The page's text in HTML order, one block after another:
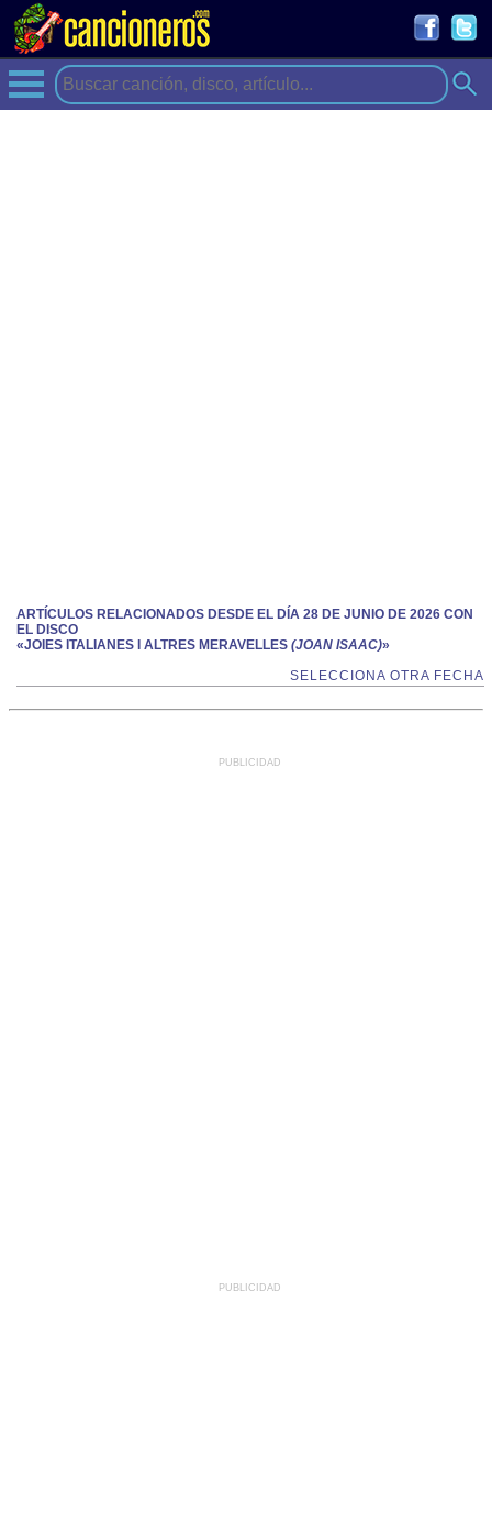
ARTÍCULOS RELACIONADOS DESDE EL DÍA 28 DE JUNIO DE 2026 CON
EL DISCO
«JOIES ITALIANES I ALTRES MERAVELLES (JOAN ISAAC)»
SELECCIONA OTRA FECHA
PUBLICIDAD
PUBLICIDAD